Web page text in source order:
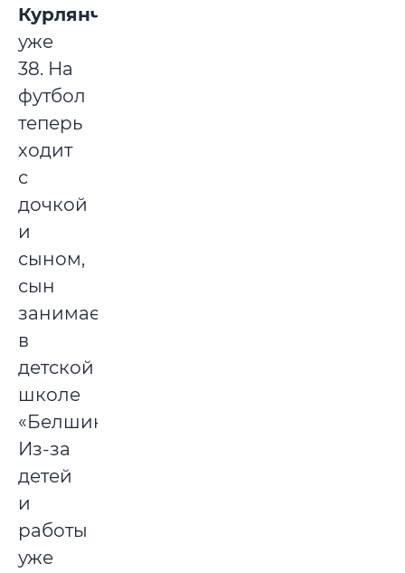
Курлянчику
уже
38. На
футбол
теперь
ходит
с
дочкой
и
сыном,
сын
занимается
в
детской
школе
«Белшины».
Из-за
детей
и
работы
уже